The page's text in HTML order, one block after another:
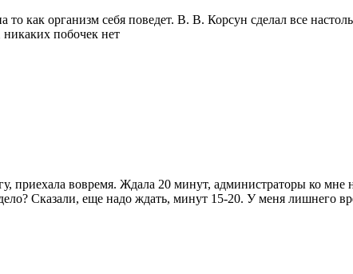
как организм себя поведет. В. В. Корсун сделал все
побочек нет
приехала вовремя. Ждала 20 минут, администраторы ко мне
Сказали, еще надо ждать, минут 15-20. У меня лишнего